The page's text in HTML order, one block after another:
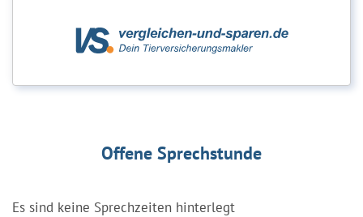
Offene Sprechstunde
Es sind keine Sprechzeiten hinterlegt